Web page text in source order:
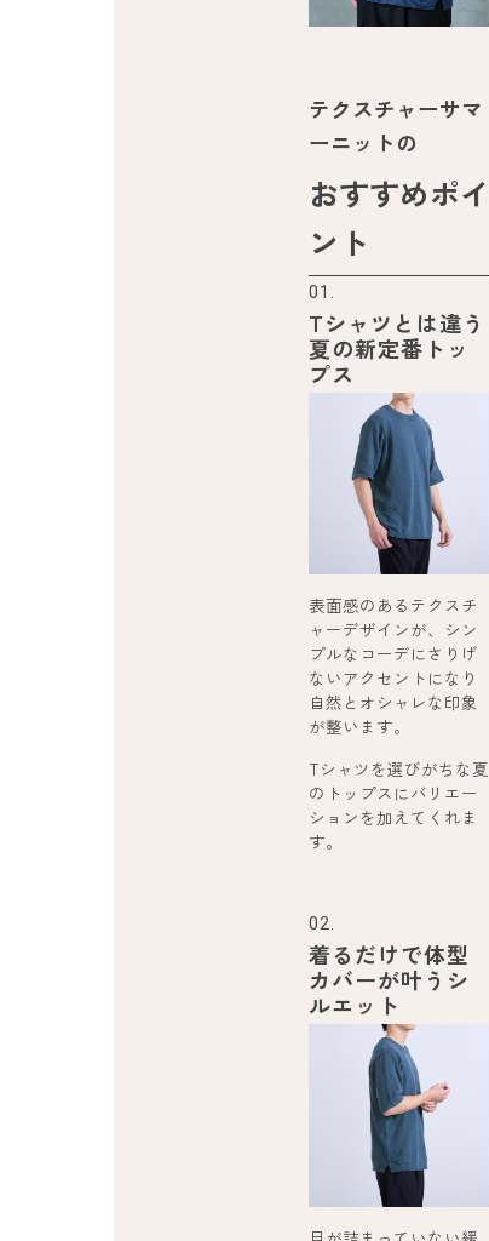
テクスチャーサマ
ーニットの
おすすめポイ
ント
01.
Tシャツとは違う
夏の新定番トッ
プス
表面感のあるテクスチ
ャーデザインが、シン
プルなコーデにさりげ
ないアクセントになり
自然とオシャレな印象
が整います。
Tシャツを選びがちな夏
のトップスにバリエー
ションを加えてくれま
す。
02.
着るだけで体型
カバーが叶うシ
ルエット